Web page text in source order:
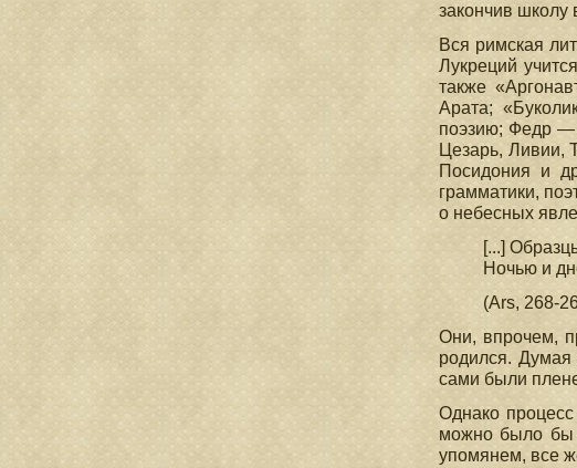
закончив школу
Вся римская
Лукреций
также
Арата;
поэзию; Федр —
Цезарь, Ливии,
Посидония и
грамматики,
о небесных
[...]
Ночью и
(Ars, 268-
Они, впрочем,
родился. Думая
сами были
Однако
можно было бы
упомянем, все